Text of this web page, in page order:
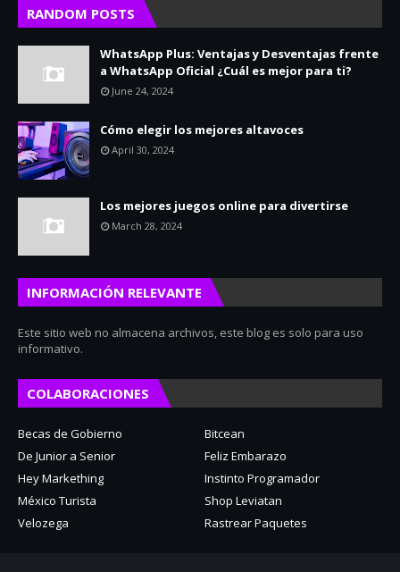
RANDOM POSTS
WhatsApp Plus: Ventajas y Desventajas frente
a WhatsApp Oficial ¿Cuál es mejor para ti?
June 24, 2024
Cómo elegir los mejores altavoces
April 30, 2024
Los mejores juegos online para divertirse
March 28, 2024
INFORMACIÓN RELEVANTE
Este sitio web no almacena archivos, este blog es solo para uso
informativo.
COLABORACIONES
Becas de Gobierno
Bitcean
De Junior a Senior
Feliz Embarazo
Hey Markething
Instinto Programador
México Turista
Shop Leviatan
Velozega
Rastrear Paquetes